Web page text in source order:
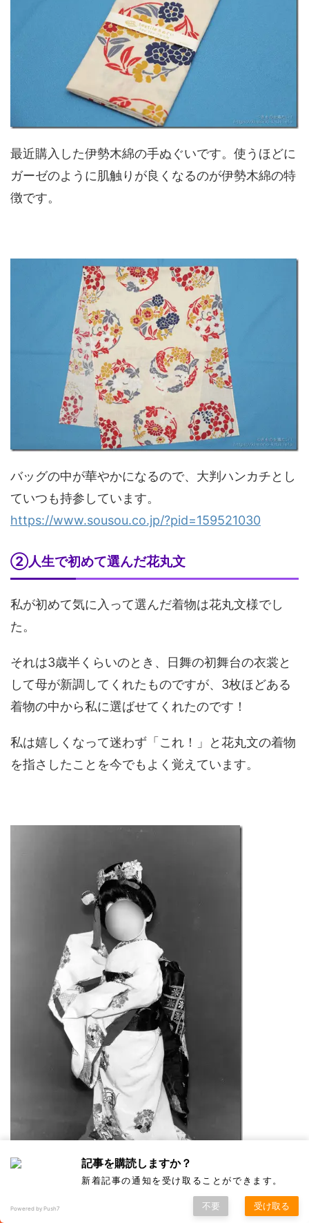
最近購入した伊勢木綿の手ぬぐいです。使うほどに
ガーゼのように肌触りが良くなるのが伊勢木綿の特
徴です。
バッグの中が華やかになるので、大判ハンカチとし
ていつも持参しています。
https://www.sousou.co.jp/?pid=159521030
②人生で初めて選んだ花丸文
私が初めて気に入って選んだ着物は花丸文様でし
た。
それは3歳半くらいのとき、日舞の初舞台の衣裳と
して母が新調してくれたものですが、3枚ほどある
着物の中から私に選ばせてくれたのです！
私は嬉しくなって迷わず「これ！」と花丸文の着物
を指さしたことを今でもよく覚えています。
△初舞台の写真
記事を購読しますか？
新着記事の通知を受け取ることができます。
Powered by Push7 不要 受け取る